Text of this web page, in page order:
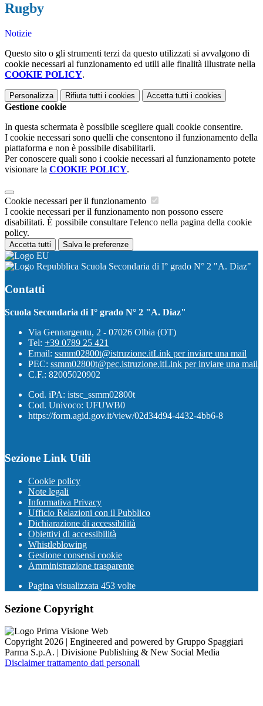
Rugby
Notizie
Questo sito o gli strumenti terzi da questo utilizzati si avvalgono di
cookie necessari al funzionamento ed utili alle finalità illustrate nella
COOKIE POLICY.
Personalizza Rifiuta tutti i cookies Accetta tutti i cookies
Gestione cookie
In questa schermata è possibile scegliere quali cookie consentire.
I cookie necessari sono quelli che consentono il funzionamento della
piattaforma e non è possibile disabilitarli.
Per conoscere quali sono i cookie necessari al funzionamento potete
visionare la COOKIE POLICY.
Cookie necessari per il funzionamento
I cookie necessari per il funzionamento non possono essere
disabilitati. È possibile consultare l'elenco nella pagina della cookie
policy.
Accetta tutti Salva le preferenze
Scuola Secondaria di I° grado N° 2 "A. Diaz"
Contatti
Scuola Secondaria di I° grado N° 2 "A. Diaz"
Via Gennargentu, 2 - 07026 Olbia (OT)
Tel: +39 0789 25 421
Email: ssmm02800t@istruzione.itLink per inviare una mail
PEC: ssmm02800t@pec.istruzione.itLink per inviare una mail
C.F.: 82005020902
Cod. iPA: istsc_ssmm02800t
Cod. Univoco: UFUWB0
https://form.agid.gov.it/view/02d34d94-4432-4bb6-8
Sezione Link Utili
Cookie policy
Note legali
Informativa Privacy
Ufficio Relazioni con il Pubblico
Dichiarazione di accessibilità
Obiettivi di accessibilità
Whistleblowing
Gestione consensi cookie
Amministrazione trasparente
Pagina visualizzata 453 volte
Sezione Copyright
Copyright 2026 | Engineered and powered by Gruppo Spaggiari
Parma S.p.A. | Divisione Publishing & New Social Media
Disclaimer trattamento dati personali